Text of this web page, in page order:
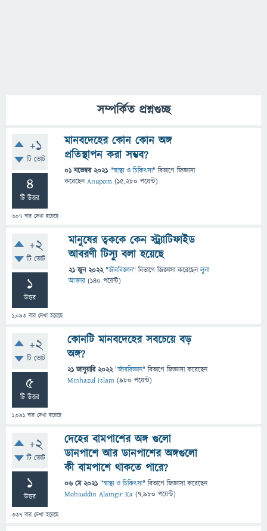
সম্পর্কিত প্রশ্নগুচ্ছ
+1
টি ভোট
4
টি উত্তর
607 বার দেখা হয়েছে
মানবদেহের কোন কোন অঙ্গ
প্রতিস্থাপন করা সম্ভব?
01 নভেম্বর 2021 "স্বাস্থ্য ও চিকিৎসা" বিভাগে জিজ্ঞাসা
করেছেনAnupom (15,280 পয়েন্ট)
+2
টি ভোট
1
উত্তর
1,093 বার দেখা হয়েছে
মানুষের ত্বককে কেন স্ট্র্যাটিফাইড
আবরণী টিস্যু বলা হয়েছে
21 জুন 2022 "জীববিজ্ঞান" বিভাগে জিজ্ঞাসাকরেছেনলুনা
আক্তার (140 পয়েন্ট)
+2
টি ভোট
5
টি উত্তর
1,091 বার দেখা হয়েছে
কোনটি মানবদেহের সবচেয়ে বড়
অঙ্গ?
21 জানুয়ারি 2022 "জীববিজ্ঞান" বিভাগে জিজ্ঞাসাকরেছেন
Minhazul Islam (980 পয়েন্ট)
+2
টি ভোট
1
উত্তর
337 বার দেখা হয়েছে
দেহের বামপাশের অঙ্গ গুলো
ডানপাশে আর ডানপাশের অঙ্গগুলো
কী বামপাশে থাকতে পারে?
06 মে 2021 "স্বাস্থ্য ও চিকিৎসা" বিভাগে জিজ্ঞাসাকরেছেন
Mohiuddin Alamgir Ka (7,980 পয়েন্ট)